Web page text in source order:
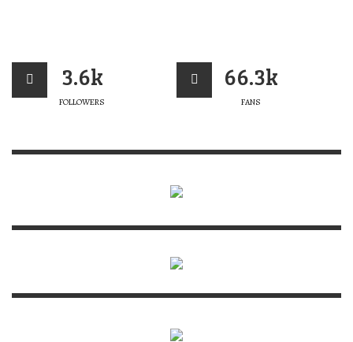
3.6k
FOLLOWERS
66.3k
FANS